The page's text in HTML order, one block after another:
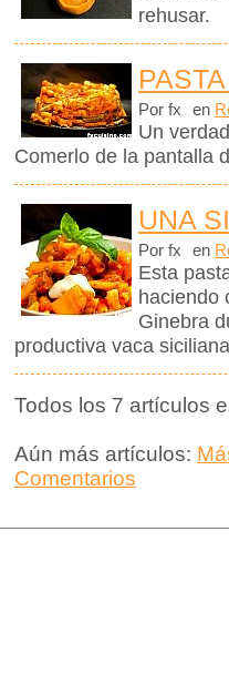
rehusar.
Por fx en
Un
Comerlo de la pantalla
UNA
Por fx en
Esta
haciendo
Ginebra
productiva vaca
Todos los 7 artículos
Aún más artículos:
Comentarios